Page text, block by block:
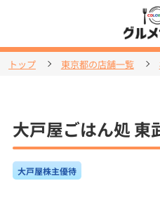
トップ 東京都の店舗一覧
大戸屋ごはん処 東
大戸屋株主優待